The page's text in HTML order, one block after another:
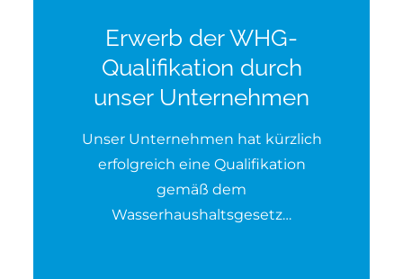
Erwerb der WHG-
Qualifikation durch
unser Unternehmen
Unser Unternehmen hat kürzlich
erfolgreich eine Qualifikation
gemäß dem
Wasserhaushaltsgesetz…